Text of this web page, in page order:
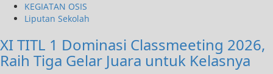
KEGIATAN OSIS
Liputan Sekolah
XI TITL 1 Dominasi Classmeeting 2026,
Raih Tiga Gelar Juara untuk Kelasnya